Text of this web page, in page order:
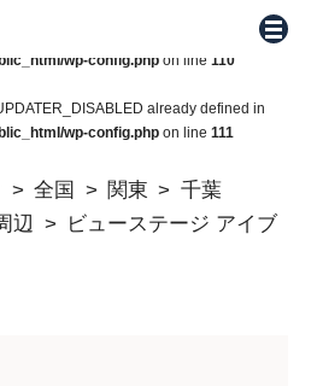
already defined in
wp-config.php on line 110
already defined in
wp-config.php on line 111
メニ
全国 関東
千葉
辺
ビューステージ アイブ